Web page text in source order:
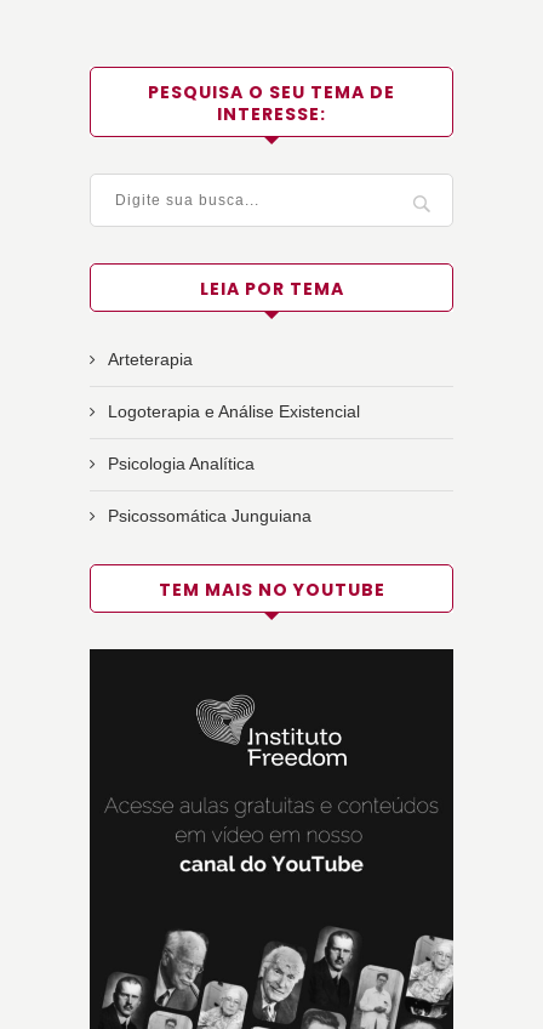
PESQUISA O SEU TEMA DE
INTERESSE:
LEIA POR TEMA
Arteterapia
Logoterapia e Análise Existencial
Psicologia Analítica
Psicossomática Junguiana
TEM MAIS NO YOUTUBE